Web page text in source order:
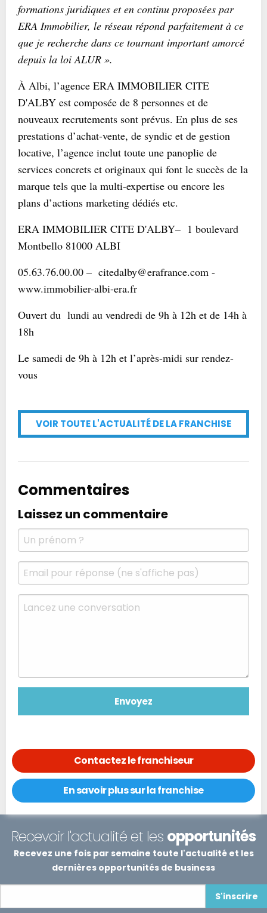
formations juridiques et en continu proposées par
ERA Immobilier, le réseau répond parfaitement à ce
que je recherche dans ce tournant important amorcé
depuis la loi ALUR ».
À Albi, l’agence ERA IMMOBILIER CITE
D'ALBY est composée de 8 personnes et de
nouveaux recrutements sont prévus. En plus de ses
prestations d’achat-vente, de syndic et de gestion
locative, l’agence inclut toute une panoplie de
services concrets et originaux qui font le succès de la
marque tels que la multi-expertise ou encore les
plans d’actions marketing dédiés etc.
ERA IMMOBILIER CITE D'ALBY– 1 boulevard
Montbello 81000 ALBI
05.63.76.00.00 – citedalby@erafrance.com -
www.immobilier-albi-era.fr
Ouvert du lundi au vendredi de 9h à 12h et de 14h à
18h
Le samedi de 9h à 12h et l’après-midi sur rendez-
vous
VOIR TOUTE L'ACTUALITÉ DE LA FRANCHISE
Commentaires
Laissez un commentaire
Contactez le franchiseur
En savoir plus sur la franchise
Recevoir l'actualité et les opportunités
Recevez une fois par semaine toute l'actualité et les
dernières opportunités de business
S'inscrire